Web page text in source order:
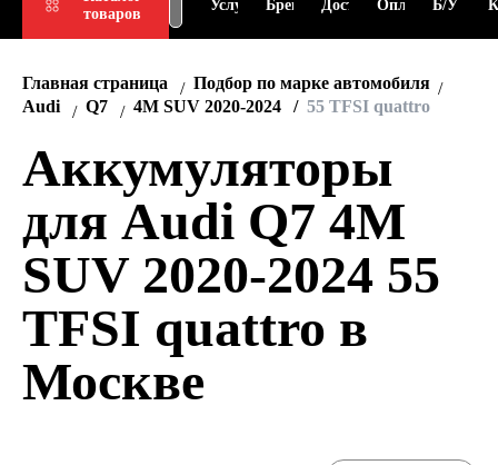
товаров
АКБ
Услуги Бренды ДоставкаОплата Б/У
Главная страница
Подбор по марке автомобиля
Audi
Q7 4M SUV 2020-2024 55 TFSI quattro
Аккумуляторы
для Audi Q7 4M
SUV 2020-2024 55
TFSI quattro в
Москве